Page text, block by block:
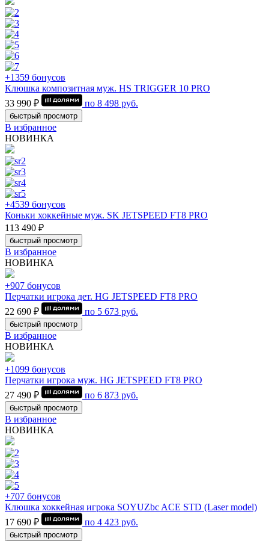
+1359 бонусов
Клюшка композитная муж. HS TRIGGER 10 PRO
33 990 ₽
по 8 498 руб.
быстрый просмотр
В избранное
НОВИНКА
+4539 бонусов
Коньки хоккейные муж. SK JETSPEED FT8 PRO
113 490 ₽
быстрый просмотр
В избранное
НОВИНКА
+907 бонусов
Перчатки игрока дет. HG JETSPEED FT8 PRO
22 690 ₽
по 5 673 руб.
быстрый просмотр
В избранное
НОВИНКА
+1099 бонусов
Перчатки игрока муж. HG JETSPEED FT8 PRO
27 490 ₽
по 6 873 руб.
быстрый просмотр
В избранное
НОВИНКА
+707 бонусов
Клюшка хоккейная игрока SOYUZbc ACE STD (Laser model)
17 690 ₽
по 4 423 руб.
быстрый просмотр